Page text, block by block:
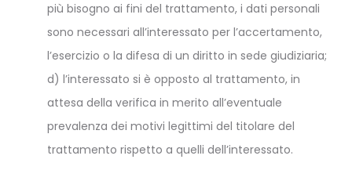
più bisogno ai fini del trattamento, i dati personali
sono necessari all’interessato per l’accertamento,
l’esercizio o la difesa di un diritto in sede giudiziaria;
d) l’interessato si è opposto al trattamento, in
attesa della verifica in merito all’eventuale
prevalenza dei motivi legittimi del titolare del
trattamento rispetto a quelli dell’interessato.